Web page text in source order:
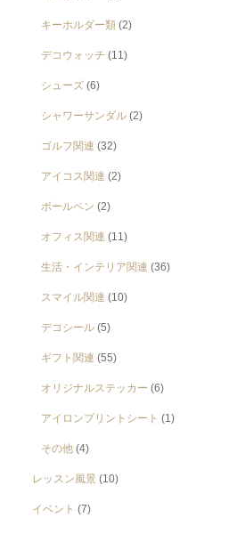
キーホルダー類 (2)
デコウォッチ (11)
シューズ (6)
シャワーサンダル (2)
ゴルフ関連 (32)
アイコス関連 (2)
ボールペン (2)
オフィス関連 (11)
生活・インテリア関連 (36)
スマイル関連 (10)
デコシール (5)
ギフト関連 (55)
オリジナルステッカー (6)
アイロンプリントシート (1)
その他 (4)
レッスン風景 (10)
イベント (7)